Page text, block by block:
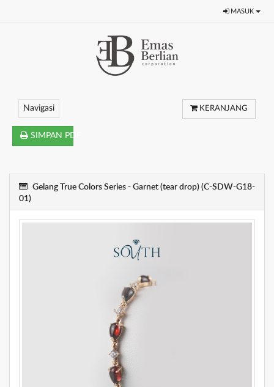
MASUK
Navigasi KERANJANG
SIMPAN PDF
Gelang True Colors Series - Garnet (tear drop) (C-SDW-G18-
01)